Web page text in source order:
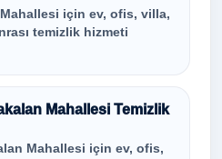
için ev, ofis, villa,
temizlik hizmeti
Mahallesi Temizlik
Mahallesi için ev, ofis,